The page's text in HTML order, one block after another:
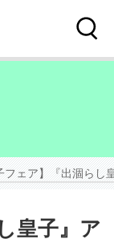
フェア】『出涸らし
皇子』ア